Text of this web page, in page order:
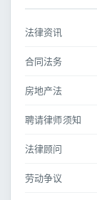
法律资讯
合同法务
房地产法
聘请律师须知
法律顾问
劳动争议